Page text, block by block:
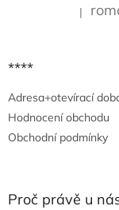
|
****
Adresa+otevírací
Hodnocení obchodu
Obchodní podmínky
Proč právě u